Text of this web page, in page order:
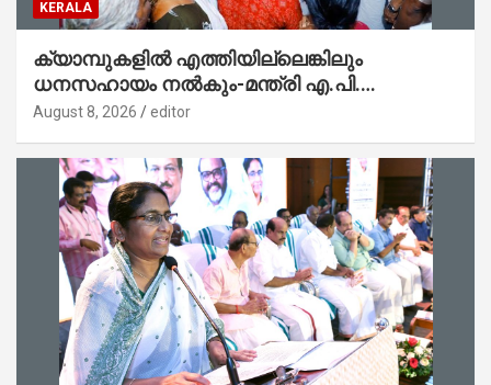
KERALA
ക്യാമ്പുകളിൽ എത്തിയില്ലെങ്കിലും
ധനസഹായം നൽകും-മന്ത്രി എ.പി.
അനിൽകുമാർ
August 8, 2026 editor